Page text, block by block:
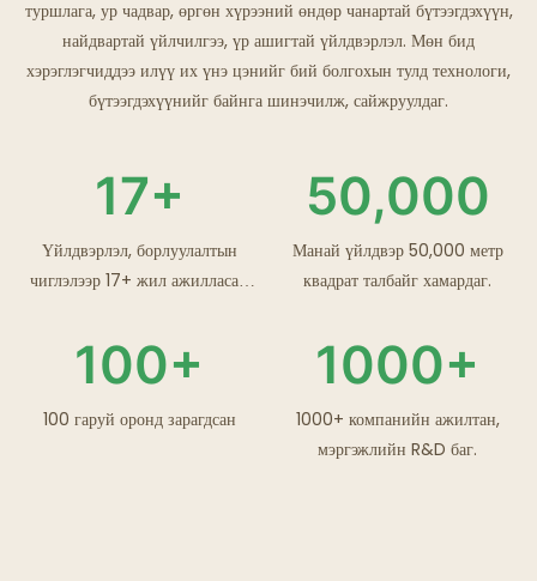
туршлага, ур чадвар, өргөн хүрээний өндөр чанартай бүтээгдэхүүн,
найдвартай үйлчилгээ, үр ашигтай үйлдвэрлэл. Мөн бид
хэрэглэгчиддээ илүү их үнэ цэнийг бий болгохын тулд технологи,
бүтээгдэхүүнийг байнга шинэчилж, сайжруулдаг.
17+
Үйлдвэрлэл, борлуулалтын
чиглэлээр 17+ жил ажилласан
50,000
Манай үйлдвэр 50,000 метр
квадрат талбайг хамардаг.
100+
100 гаруй оронд зарагдсан
1000+
1000+ компанийн ажилтан,
мэргэжлийн R&D баг.